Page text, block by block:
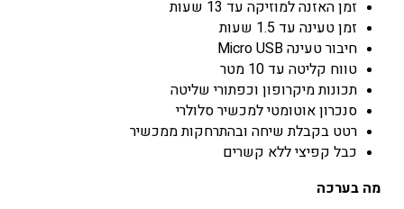
זמן האזנה למוזיקה עד 13 שעות
זמן טעינה עד 1.5 שעות
חיבור טעינה Micro USB
טווח קליטה עד 10 מטר
תכונות מיקרופון וכפתורי שליטה
סנכרון אוטומטי למכשיר סלולרי
רטט בקבלת שיחה ובהתרחקות ממכשיר
כבל קפיצי ללא קשרים
מה בערכה